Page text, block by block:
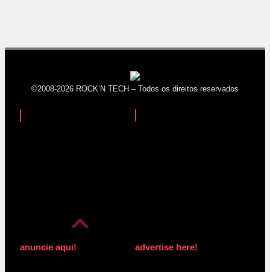
©2008-2026 ROCK’N TECH – Todos os direitos reservados
anuncie aqui! advertise here!